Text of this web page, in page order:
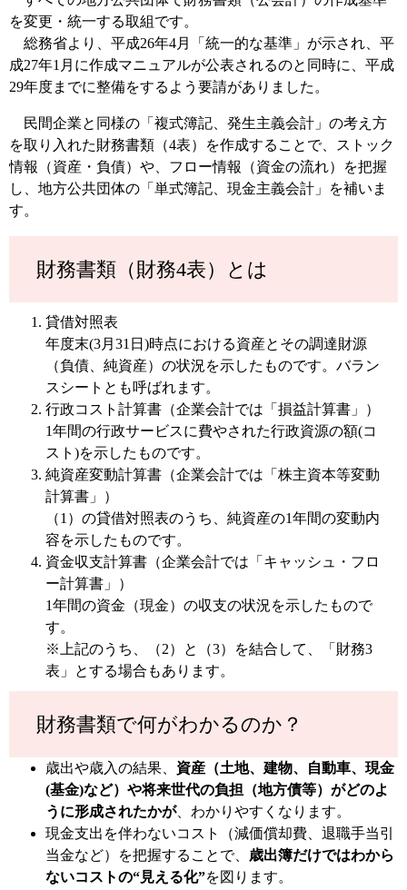
を変更・統一する取組です。
総務省より、平成26年4月「統一的な基準」が示され、平
成27年1月に作成マニュアルが公表されるのと同時に、平成
29年度までに整備をするよう要請がありました。
民間企業と同様の「複式簿記、発生主義会計」の考え方
を取り入れた財務書類（4表）を作成することで、ストック
情報（資産・負債）や、フロー情報（資金の流れ）を把握
し、地方公共団体の「単式簿記、現金主義会計」を補いま
す。
財務書類（財務4表）とは
貸借対照表
年度末(3月31日)時点における資産とその調達財源
（負債、純資産）の状況を示したものです。バラン
スシートとも呼ばれます。
行政コスト計算書（企業会計では「損益計算書」）
1年間の行政サービスに費やされた行政資源の額(コ
スト)を示したものです。
純資産変動計算書（企業会計では「株主資本等変動
計算書」）
（1）の貸借対照表のうち、純資産の1年間の変動内
容を示したものです。
資金収支計算書（企業会計では「キャッシュ・フロ
ー計算書」）
1年間の資金（現金）の収支の状況を示したもので
す。
※上記のうち、（2）と（3）を結合して、「財務3
表」とする場合もあります。
財務書類で何がわかるのか？
歳出や歳入の結果、 資産（土地、建物、自動車、現金
(基金)など）や将来世代の負担（地方債等）がどのよ
うに形成されたかが、わかりやすくなります。
現金支出を伴わないコスト（減価償却費、退職手当引
当金など）を把握することで、 歳出簿だけではわから
ないコストの“見える化”を図ります。